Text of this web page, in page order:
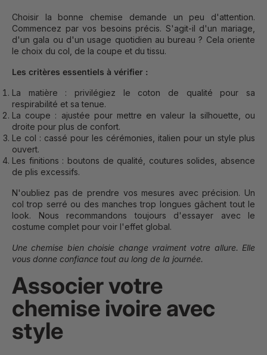
Choisir la bonne chemise demande un peu d'attention.
Commencez par vos besoins précis. S'agit-il d'un mariage,
d'un gala ou d'un usage quotidien au bureau ? Cela oriente
le choix du col, de la coupe et du tissu.
Les critères essentiels à vérifier :
La matière : privilégiez le coton de qualité pour sa
respirabilité et sa tenue.
La coupe : ajustée pour mettre en valeur la silhouette, ou
droite pour plus de confort.
Le col : cassé pour les cérémonies, italien pour un style plus
ouvert.
Les finitions : boutons de qualité, coutures solides, absence
de plis excessifs.
N'oubliez pas de prendre vos mesures avec précision. Un
col trop serré ou des manches trop longues gâchent tout le
look. Nous recommandons toujours d'essayer avec le
costume complet pour voir l'effet global.
Une chemise bien choisie change vraiment votre allure. Elle
vous donne confiance tout au long de la journée.
Associer votre
chemise ivoire avec
style